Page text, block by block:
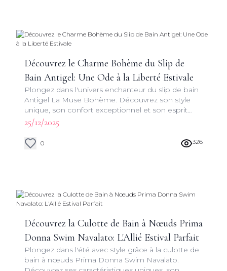
Découvrez le Charme Bohème du Slip de
Bain Antigel: Une Ode à la Liberté Estivale
Plongez dans l'univers enchanteur du slip de bain
Antigel La Muse Bohème. Découvrez son style
unique, son confort exceptionnel et son esprit
libre pour un été inoubliable au bord de l'eau.
25/12/2025
0 326
Découvrez la Culotte de Bain à Nœuds Prima
Donna Swim Navalato: L'Allié Estival Parfait
Plongez dans l'été avec style grâce à la culotte de
bain à nœuds Prima Donna Swim Navalato.